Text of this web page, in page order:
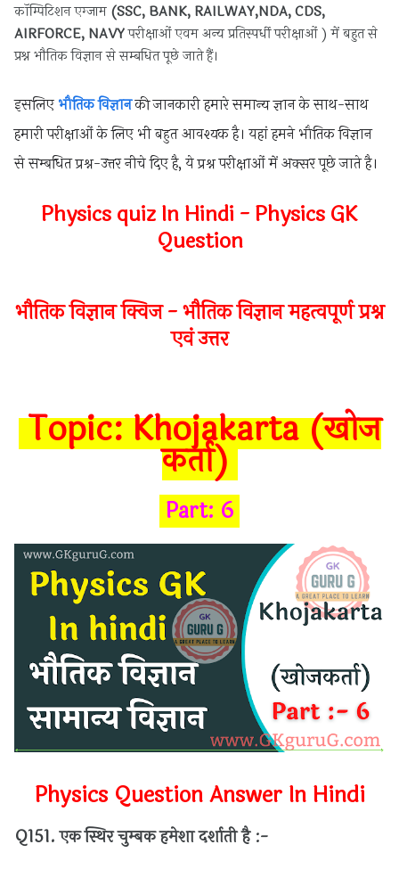
कॉम्पिटिशन एग्जाम (SSC, BANK, RAILWAY,NDA, CDS,
AIRFORCE, NAVYपरीक्षाओं एवम अन्य प्रतिस्पर्धी परीक्षाओं ) में बहुत से
प्रश्न भौतिक विज्ञान से सम्बधित पूछे जाते हैं।
इसलिए भौतिक विज्ञानकी जानकारी हमारे समान्य ज्ञान के साथ-साथ
हमारी परीक्षाओं के लिए भी बहुत आवश्यक है। यहां हमने भौतिक विज्ञान
से सम्बधित प्रश्न-उत्तर नीचे दिए है, ये प्रश्न परीक्षाओं में अक्सर पूछे जाते है।
Physics quiz In Hindi - Physics GK
Question
भौतिक विज्ञान क्विज - भौतिक विज्ञान महत्वपूर्ण प्रश्न
एवं उत्तर
Topic:Khojakarta(खोज
कर्ता)
Part: 6
Physics Question Answer In Hindi
Q151.एकस्थिरचुम्बकहमेशादर्शातीहै :-